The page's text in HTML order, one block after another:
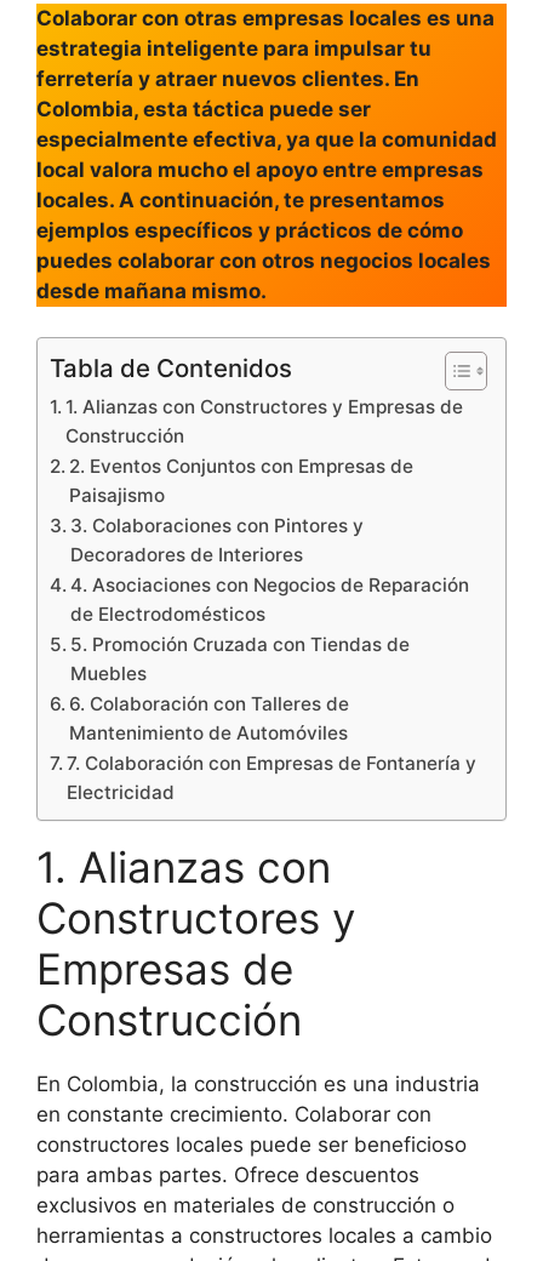
Colaborar con otras empresas locales es una
estrategia inteligente para impulsar tu
ferretería y atraer nuevos clientes. En
Colombia, esta táctica puede ser
especialmente efectiva, ya que la comunidad
local valora mucho el apoyo entre empresas
locales. A continuación, te presentamos
ejemplos específicos y prácticos de cómo
puedes colaborar con otros negocios locales
desde mañana mismo.
Tabla de Contenidos
1. Alianzas con Constructores y Empresas de
Construcción
2. Eventos Conjuntos con Empresas de
Paisajismo
3. Colaboraciones con Pintores y
Decoradores de Interiores
4. Asociaciones con Negocios de Reparación
de Electrodomésticos
5. Promoción Cruzada con Tiendas de
Muebles
6. Colaboración con Talleres de
Mantenimiento de Automóviles
7. Colaboración con Empresas de Fontanería y
Electricidad
1. Alianzas con
Constructores y
Empresas de
Construcción
En Colombia, la construcción es una industria
en constante crecimiento. Colaborar con
constructores locales puede ser beneficioso
para ambas partes. Ofrece descuentos
exclusivos en materiales de construcción o
herramientas a constructores locales a cambio